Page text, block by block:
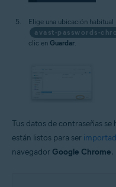
Elige una ubicación
avast-passwords-
clic en Guardar.
Tus datos de contraseñas
están listos para ser
navegador Google Chrome.